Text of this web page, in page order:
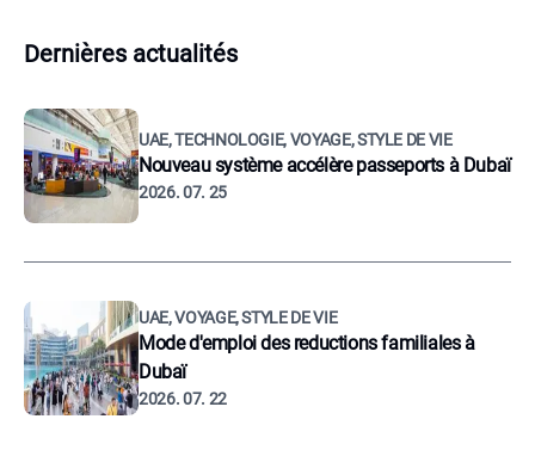
Dernières actualités
UAE, TECHNOLOGIE, VOYAGE, STYLE DE VIE
Nouveau système accélère passeports à Dubaï
2026. 07. 25
UAE, VOYAGE, STYLE DE VIE
Mode d'emploi des reductions familiales à
Dubaï
2026. 07. 22